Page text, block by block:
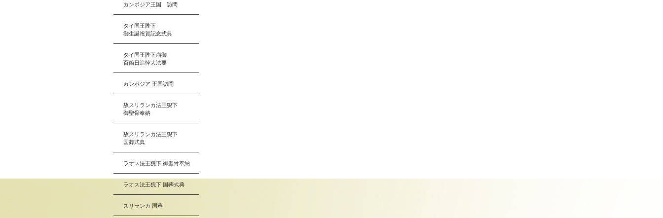
カンボジア王国 訪問
タイ国王陛下
御生誕祝賀記念式典
タイ国王陛下崩御
百箇日追悼大法要
カンボジア 王国訪問
故スリランカ法王猊下
御聖骨奉納
故スリランカ法王猊下
国葬式典
ラオス法王猊下 御聖骨奉納
ラオス法王猊下 国葬式典
スリランカ 国葬